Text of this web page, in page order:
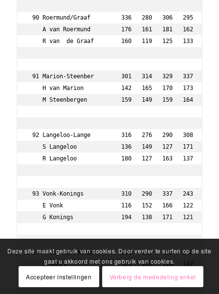
Deze site maakt gebruik van cookies. Door verder te surfen op de site
gaat u akkoord met ons gebruik van cookies.
Accepteer instellingen
Verberg de mededeling enkel